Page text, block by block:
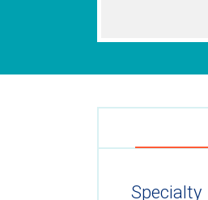
Specialty